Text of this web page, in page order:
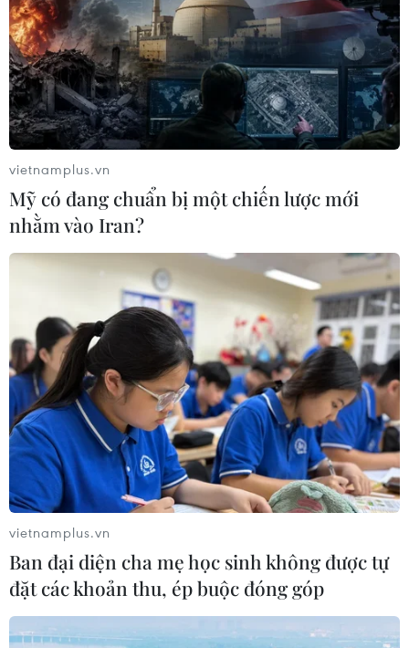
vietnamplus.vn
Mỹ có đang chuẩn bị một chiến lược mới
nhằm vào Iran?
vietnamplus.vn
Ban đại diện cha mẹ học sinh không được tự
đặt các khoản thu, ép buộc đóng góp